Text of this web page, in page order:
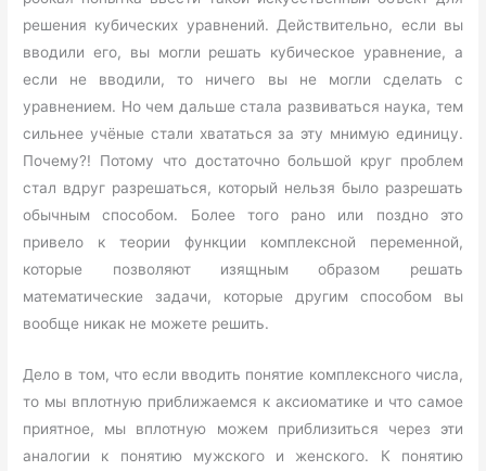
решения кубических уравнений. Действительно, если вы
вводили его, вы могли решать кубическое уравнение, а
если не вводили, то ничего вы не могли сделать с
уравнением. Но чем дальше стала развиваться наука, тем
сильнее учёные стали хвататься за эту мнимую единицу.
Почему?! Потому что достаточно большой круг проблем
стал вдруг разрешаться, который нельзя было разрешать
обычным способом. Более того рано или поздно это
привело к теории функции комплексной переменной,
которые позволяют изящным образом решать
математические задачи, которые другим способом вы
вообще никак не можете решить.
Дело в том, что если вводить понятие комплексного числа,
то мы вплотную приближаемся к аксиоматике и что самое
приятное, мы вплотную можем приблизиться через эти
аналогии к понятию мужского и женского. К понятию